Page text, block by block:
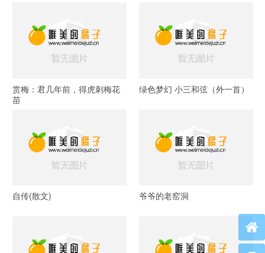
赏梅：君几年前，得虎刺梅花
苗
绿色梦幻 小三和弦（外一首）
自传(散文) 爷爷的老窑洞